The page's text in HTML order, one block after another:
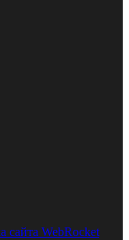
сайта WebRocket